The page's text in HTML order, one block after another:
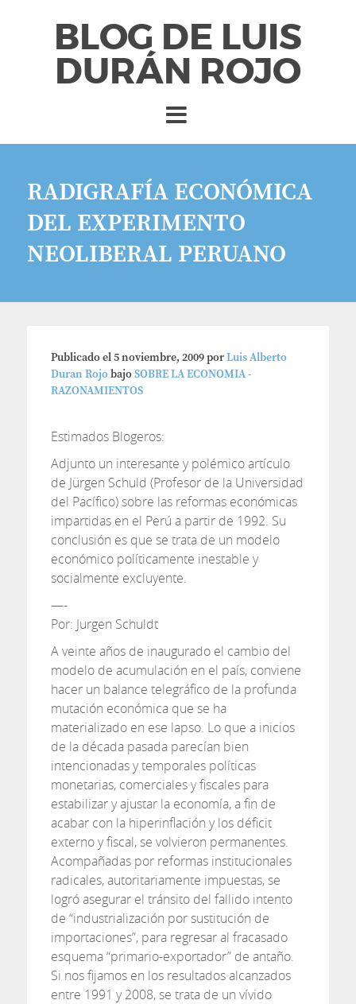
BLOG DE LUIS
DURÁN ROJO
RADIGRAFÍA ECONÓMICA
DEL EXPERIMENTO
NEOLIBERAL PERUANO
Publicado el5 noviembre, 2009porLuis Alberto
Duran RojobajoSOBRE LA ECONOMIA -
RAZONAMIENTOS
Estimados Blogeros:
Adjunto un interesante y polémico artículo
de Jürgen Schuld (Profesor de la Universidad
del Pacífico) sobre las reformas económicas
impartidas en el Perú a partir de 1992. Su
conclusión es que se trata de un modelo
económico políticamente inestable y
socialmente excluyente.
—-
Por: Jurgen Schuldt
A veinte años de inaugurado el cambio del
modelo de acumulación en el país, conviene
hacer un balance telegráfico de la profunda
mutación económica que se ha
materializado en ese lapso. Lo que a inicios
de la década pasada parecían bien
intencionadas y temporales políticas
monetarias, comerciales y fiscales para
estabilizar y ajustar la economía, a fin de
acabar con la hiperinflación y los déficit
externo y fiscal, se volvieron permanentes.
Acompañadas por reformas institucionales
radicales, autoritariamente impuestas, se
logró asegurar el tránsito del fallido intento
de “industrialización por sustitución de
importaciones”, para regresar al fracasado
esquema “primario-exportador” de antaño.
Si nos fijamos en los resultados alcanzados
entre 1991 y 2008, se trata de un vívido